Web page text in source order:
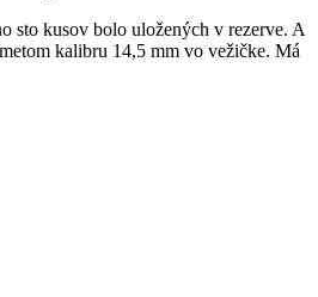
sto kusov bolo uložených v rezerve. A
kalibru 14,5 mm vo vežičke. Má